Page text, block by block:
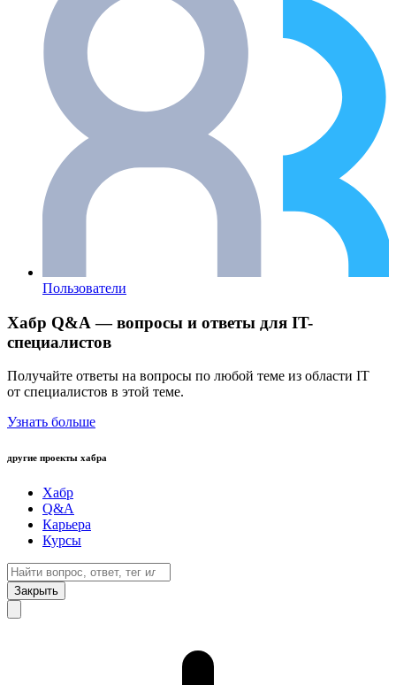
Пользователи
Хабр Q&A — вопросы и ответы для IT-
специалистов
Получайте ответы на вопросы по любой теме из области IT
от специалистов в этой теме.
Узнать больше
другие проекты хабра
Хабр
Q&A
Карьера
Курсы
Закрыть